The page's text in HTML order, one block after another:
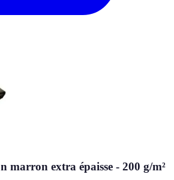
marron extra épaisse - 200 g/m²